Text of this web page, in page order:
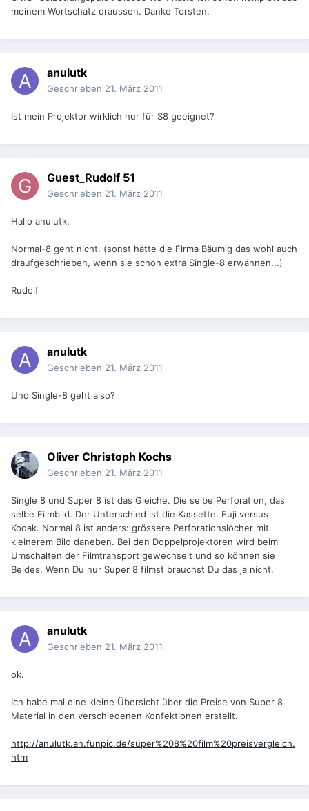
meinem Wortschatz draussen. Danke Torsten.
anulutk
Geschrieben 21. März 2011
Ist mein Projektor wirklich nur für S8 geeignet?
Guest_Rudolf 51
Geschrieben 21. März 2011
Hallo anulutk,
Normal-8 geht nicht. (sonst hätte die Firma Bäumig das wohl auch
draufgeschrieben, wenn sie schon extra Single-8 erwähnen...)
Rudolf
anulutk
Geschrieben 21. März 2011
Und Single-8 geht also?
Oliver Christoph Kochs
Geschrieben 21. März 2011
Single 8 und Super 8 ist das Gleiche. Die selbe Perforation, das
selbe Filmbild. Der Unterschied ist die Kassette. Fuji versus
Kodak. Normal 8 ist anders: grössere Perforationslöcher mit
kleinerem Bild daneben. Bei den Doppelprojektoren wird beim
Umschalten der Filmtransport gewechselt und so können sie
Beides. Wenn Du nur Super 8 filmst brauchst Du das ja nicht.
anulutk
Geschrieben 21. März 2011
ok.
Ich habe mal eine kleine Übersicht über die Preise von Super 8
Material in den verschiedenen Konfektionen erstellt.
http://anulutk.an.funpic.de/super%208%20film%20preisvergleich.
htm